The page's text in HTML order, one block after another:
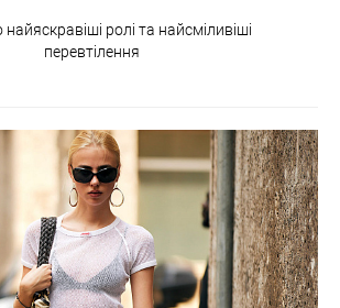
ролі та найсміливіші
перевтілення